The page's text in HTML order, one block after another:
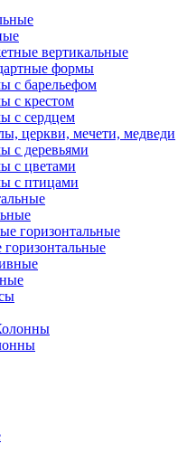
вертикальные
формы
с барельефом
с крестом
с сердцем
церкви, мечети, медведи
с деревьями
с цветами
с птицами